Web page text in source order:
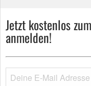
Jetzt kostenlos
anmelden!